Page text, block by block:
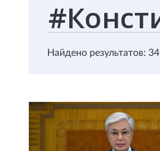
Найдено результатов: 34